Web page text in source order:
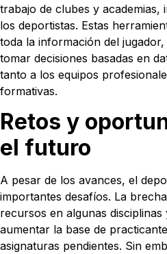
trabajo de clubes y academias,
los deportistas. Estas
toda la información del
tomar decisiones basadas en
tanto a los equipos
formativas.
Retos y
el futuro
A pesar de los avances, el
importantes desafíos. La
recursos en algunas disciplinas
aumentar la base de
asignaturas pendientes. Sin